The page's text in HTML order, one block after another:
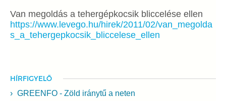
Van megoldás a tehergépkocsik bliccelése ellen
https://www.levego.hu/hirek/2011/02/van_megolda
s_a_tehergepkocsik_bliccelese_ellen
HÍRFIGYELŐ
GREENFO - Zöld iránytű a neten